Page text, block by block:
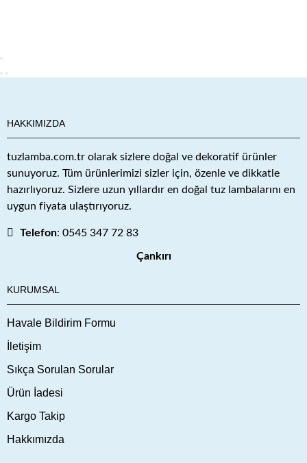
HAKKIMIZDA
tuzlamba.com.tr olarak sizlere doğal ve dekoratif ürünler
sunuyoruz. Tüm ürünlerimizi sizler için, özenle ve dikkatle
hazırlıyoruz. Sizlere uzun yıllardır en doğal tuz lambalarını en
uygun fiyata ulaştırıyoruz.
Telefon: 0545 347 72 83
Çankırı
KURUMSAL
Havale Bildirim Formu
İletişim
Sıkça Sorulan Sorular
Ürün İadesi
Kargo Takip
Hakkımızda